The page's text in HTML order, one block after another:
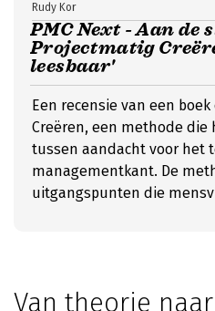
PMC Next - Aan de
Projectmatig
leesbaar'
Rudy Kor
Een recensie van een
Creëren, een methode die
tussen aandacht voor het
managementkant. De
uitgangspunten die
Van theorie